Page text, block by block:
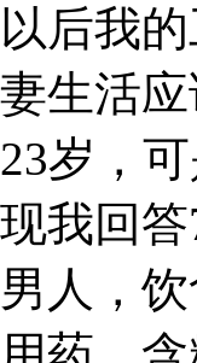
以后我
妻生活
23岁，
现我回
男人，